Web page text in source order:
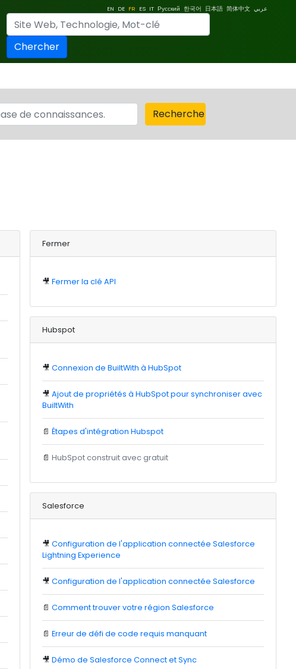
EN DE FR ES IT Русский 한국어 日本語 简体中文 عربي
Chercher
Recherche
Fermer
🎥 Fermer la clé API
Hubspot
🎥 Connexion de BuiltWith à HubSpot
🎥 Ajout de propriétés à HubSpot pour synchroniser avec
BuiltWith
📄 Étapes d'intégration Hubspot
📄 HubSpot construit avec gratuit
Salesforce
🎥 Configuration de l'application connectée Salesforce
Lightning Experience
🎥 Configuration de l'application connectée Salesforce
📄 Comment trouver votre région Salesforce
📄 Erreur de défi de code requis manquant
🎥 Démo de Salesforce Connect et Sync